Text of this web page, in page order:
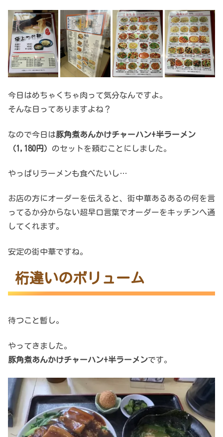
今日はめちゃくちゃ肉って気分なんですよ。
そんな日ってありますよね？
なので今日は豚角煮あんかけチャーハン+半ラーメン
（1,180円） のセットを頼むことにしました。
やっぱりラーメンも食べたいし…
お店の方にオーダーを伝えると、街中華あるあるの何を言
ってるか分からない超早口言葉でオーダーをキッチンへ通
してくれます。
安定の街中華ですね。
桁違いのボリューム
待つこと暫し。
やってきました。
豚角煮あんかけチャーハン+半ラーメンです。